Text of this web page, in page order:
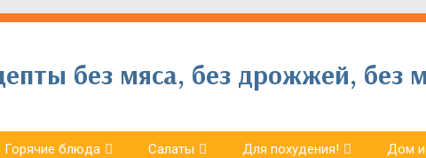
без мяса, без дрожжей, без
Горячие блюда Салаты Для похудения! Дом и